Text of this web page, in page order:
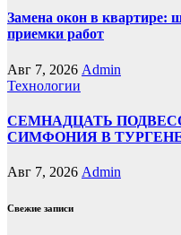
Замена окон в квартире:
приемки работ
Авг 7, 2026 Admin
Технологии
СЕМНАДЦАТЬ
СИМФОНИЯ В
Авг 7, 2026 Admin
Свежие записи